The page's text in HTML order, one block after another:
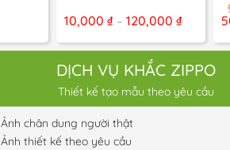
10,000 ₫ – 120,000 ₫Khoảng
từ
10,000 ₫
đến
120,000 ₫
DỊCH VỤ KHẮC ZIPPO
Thiết kế tạo mẫu theo yêu cầu
Ảnh chân dung người thật
Ảnh thiết kế theo yêu cầu